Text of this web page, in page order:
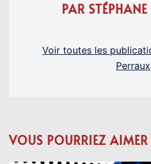
PAR
Voir toutes les
Perraux
VOUS POURRIEZ